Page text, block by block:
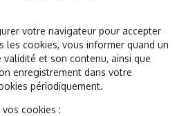
votre navigateur pour accepter
les cookies, vous informer quand un
et son contenu, ainsi que
enregistrement dans votre
périodiquement.
cookies :